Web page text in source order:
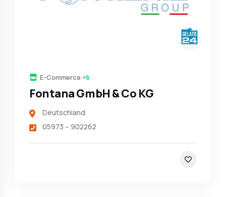
E-Commerce +6
Fontana GmbH & Co KG
Deutschland
05973 – 902262